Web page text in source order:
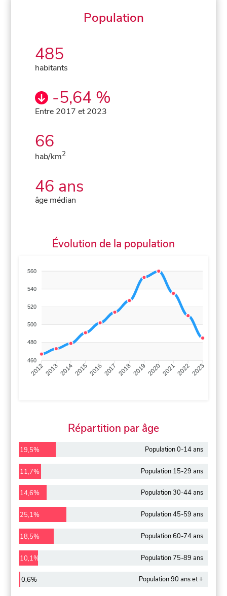
Population
485
habitants
-5,64 %
Entre 2017 et 2023
66
hab/km2
46 ans
âge médian
Évolution de la population
560
540
520
500
480
460
201220132014201520162017 20182019 2020202120222023
Répartition par âge
19,5% Population 0-14 ans
11,7% Population 15-29 ans
14,6% Population 30-44 ans
25,1% Population 45-59 ans
18,5% Population 60-74 ans
10,1% Population 75-89 ans
0,6% Population 90 ans et +